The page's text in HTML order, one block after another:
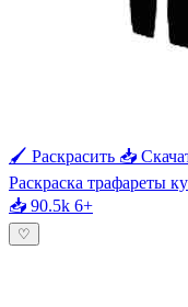
🖌 Раскрасить 📥
Раскраска трафареты
📥 90.5k 6+
♡